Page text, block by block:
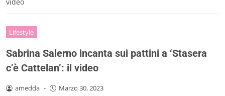
video
Lifestyle
Sabrina Salerno incanta sui pattini a ‘Stasera
c’è Cattelan’: il video
amedda - Marzo 30, 2023